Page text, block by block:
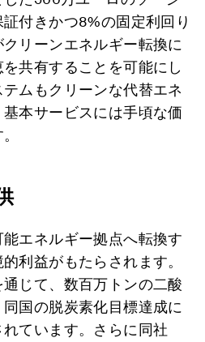
付きかつ8%の固定利回り
リーンエネルギー転換に
共有することを可能にし
ムもクリーンな代替エネ
本サービスには手頃な価
能エネルギー拠点へ転換す
利益がもたらされます。
じて、数百万トンの二酸
国の脱炭素化目標達成に
ています。さらに同社